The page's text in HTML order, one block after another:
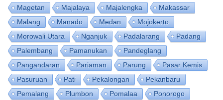
Magetan
Majalaya Majalengka
Makassar
Malang
Manado Medan
Mojokerto
Morowali Utara
Nganjuk Padalarang
Padang
Palembang
Pamanukan
Pandeglang
Pangandaran
Pariaman Parung
Pasar Kemis
Pasuruan
Pati Pekalongan
Pekanbaru
Pemalang
Plumbon Pomalaa
Ponorogo